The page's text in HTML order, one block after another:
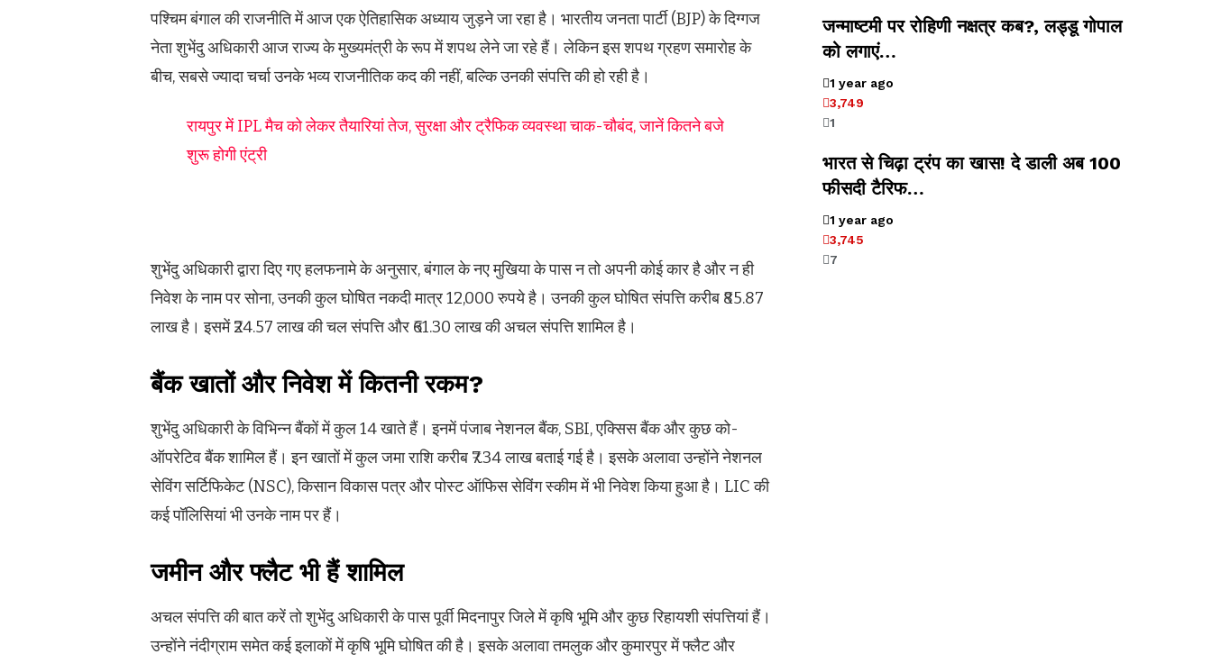
पश्चिम बंगाल की राजनीति में आज एक ऐतिहासिक अध्याय जुड़ने जा रहा है। भारतीय जनता पार्टी (BJP) के दिग्गज
नेता शुभेंदु अधिकारी आज राज्य के मुख्यमंत्री के रूप में शपथ लेने जा रहे हैं। लेकिन इस शपथ ग्रहण समारोह के
बीच, सबसे ज्यादा चर्चा उनके भव्य राजनीतिक कद की नहीं, बल्कि उनकी संपत्ति की हो रही है।
रायपुर में IPL मैच को लेकर तैयारियां तेज, सुरक्षा और ट्रैफिक व्यवस्था चाक-चौबंद, जानें कितने बजे
शुरू होगी एंट्री
शुभेंदु अधिकारी द्वारा दिए गए हलफनामे के अनुसार, बंगाल के नए मुखिया के पास न तो अपनी कोई कार है और न ही
निवेश के नाम पर सोना, उनकी कुल घोषित नकदी मात्र 12,000 रुपये है। उनकी कुल घोषित संपत्ति करीब ₹85.87
लाख है। इसमें ₹24.57 लाख की चल संपत्ति और ₹61.30 लाख की अचल संपत्ति शामिल है।
बैंक खातों और निवेश में कितनी रकम?
शुभेंदु अधिकारी के विभिन्न बैंकों में कुल 14 खाते हैं। इनमें पंजाब नेशनल बैंक, SBI, एक्सिस बैंक और कुछ को-
ऑपरेटिव बैंक शामिल हैं। इन खातों में कुल जमा राशि करीब ₹7.34 लाख बताई गई है। इसके अलावा उन्होंने नेशनल
सेविंग सर्टिफिकेट (NSC), किसान विकास पत्र और पोस्ट ऑफिस सेविंग स्कीम में भी निवेश किया हुआ है। LIC की
कई पॉलिसियां भी उनके नाम पर हैं।
जमीन और फ्लैट भी हैं शामिल
अचल संपत्ति की बात करें तो शुभेंदु अधिकारी के पास पूर्वी मिदनापुर जिले में कृषि भूमि और कुछ रिहायशी संपत्तियां हैं।
उन्होंने नंदीग्राम समेत कई इलाकों में कृषि भूमि घोषित की है। इसके अलावा तमलुक और कुमारपुर में फ्लैट और
जन्माष्टमी पर रोहिणी नक्षत्र कब?, लड्डू गोपाल
को लगाएं…
1 year ago
3,749
1
भारत से चिढ़ा ट्रंप का खास! दे डाली अब 100
फीसदी टैरिफ…
1 year ago
3,745
7